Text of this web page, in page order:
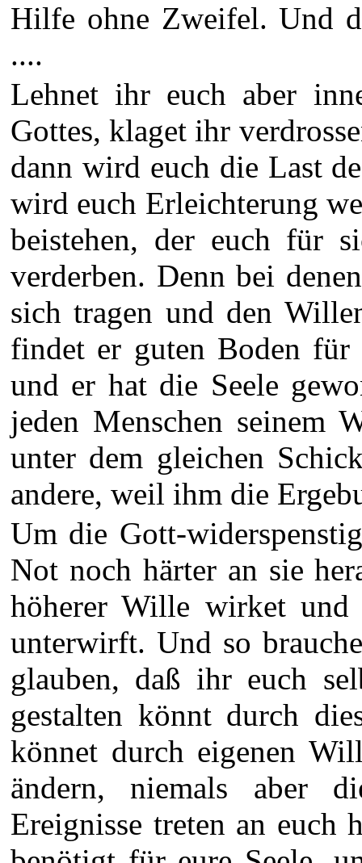
Hilfe ohne Zweifel. Und
....
Lehnet ihr euch aber
Gottes, klaget ihr
dann wird euch die Last
wird euch Erleichterung
beistehen, der euch für
verderben. Denn bei
sich tragen und den
findet er guten Boden
und er hat die Seele
jeden Menschen seinem
unter dem gleichen
andere, weil ihm die
Um die Gott-
Not noch härter an sie
höherer Wille wirket und
unterwirft. Und so
glauben, daß ihr euch
gestalten könnt durch
könnet durch eigenen
ändern, niemals aber
Ereignisse treten an euch